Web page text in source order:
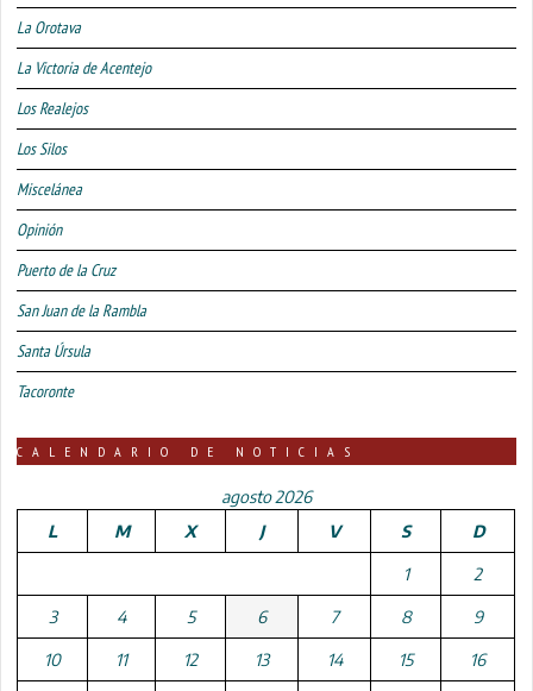
La Orotava
La Victoria de Acentejo
Los Realejos
Los Silos
Miscelánea
Opinión
Puerto de la Cruz
San Juan de la Rambla
Santa Úrsula
Tacoronte
CALENDARIO DE NOTICIAS
agosto 2026
L
M X J V S D
1 2
3 4 5 6 7 8 9
10 11 12 13 14 15 16